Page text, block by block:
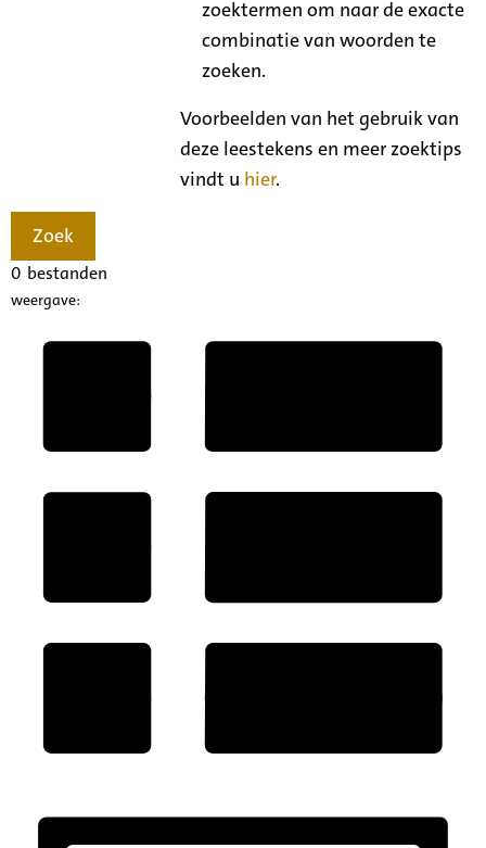
zoektermen om naar de exacte
combinatie van woorden te
zoeken.
Voorbeelden van het gebruik van
deze leestekens en meer zoektips
vindt u hier.
Zoek
0 bestanden
weergave: